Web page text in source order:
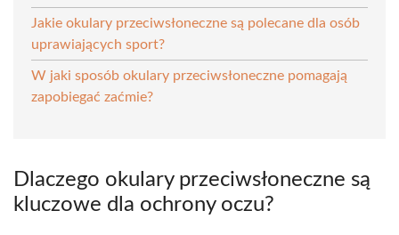
Jakie okulary przeciwsłoneczne są polecane dla osób
uprawiających sport?
W jaki sposób okulary przeciwsłoneczne pomagają
zapobiegać zaćmie?
Dlaczego okulary przeciwsłoneczne są
kluczowe dla ochrony oczu?